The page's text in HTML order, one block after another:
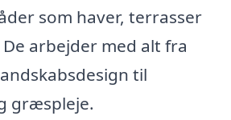
som haver, terrasser
arbejder med alt fra
til
græspleje.